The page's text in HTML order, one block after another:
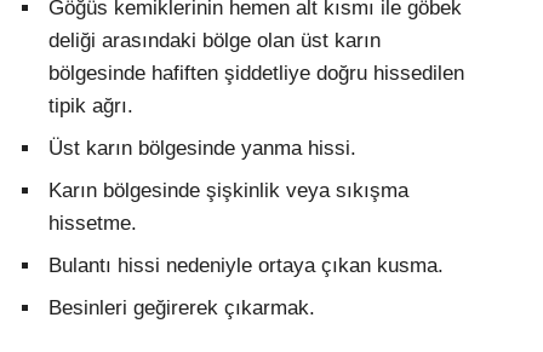
Göğüs kemiklerinin hemen alt kısmı ile göbek
deliği arasındaki bölge olan üst karın
bölgesinde hafiften şiddetliye doğru hissedilen
tipik ağrı.
Üst karın bölgesinde yanma hissi.
Karın bölgesinde şişkinlik veya sıkışma
hissetme.
Bulantı hissi nedeniyle ortaya çıkan kusma.
Besinleri geğirerek çıkarmak.